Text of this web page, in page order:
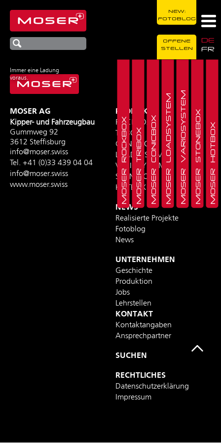
Immer eine Ladung
voraus.
DE
FR
NEW:
FOTOBLOG
OFFENE
STELLEN
MOSER ROCKBOXMOSER TRIBOXMOSER CONICBOXMOSER LOADSYSTEMMOSER VARIOSYSTEMMOSER STONEBOXMOSER HOTBOX
MOSER AG
Kipper- und Fahrzeugbau
Gummweg 92
3612 Steffisburg
info@moser.swiss
Tel. +41 (0)33 439 04 04
info@moser.swiss
www.moser.swiss
PRODUKTE
ROCKBOX
TRIBOX
CONICBOX
LOADSYSTEM
VARIOSYSTEM
STONEBOX
HOTBOX
NEWS
Realisierte Projekte
Fotoblog
News
UNTERNEHMEN
Geschichte
Produktion
Jobs
Lehrstellen
KONTAKT
Kontaktangaben
Ansprechpartner
SUCHEN
RECHTLICHES
Datenschutzerklärung
Impressum